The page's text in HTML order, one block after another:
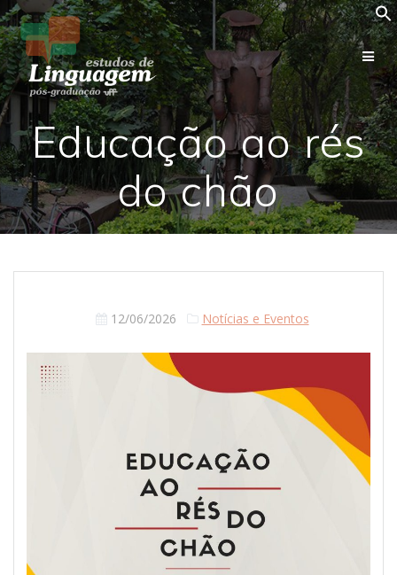
Skip
to
content
Educação ao rés
do chão
12/06/2026 Notícias e Eventos